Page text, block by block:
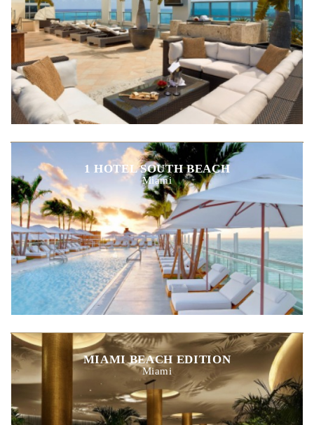
1 HOTEL SOUTH BEACH
Miami
MIAMI BEACH EDITION
Miami